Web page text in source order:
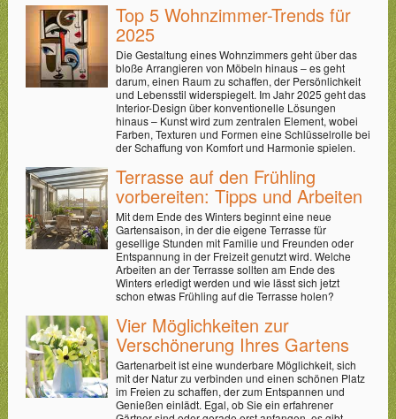
Top 5 Wohnzimmer-Trends für
2025
Die Gestaltung eines Wohnzimmers geht über das
bloße Arrangieren von Möbeln hinaus – es geht
darum, einen Raum zu schaffen, der Persönlichkeit
und Lebensstil widerspiegelt. Im Jahr 2025 geht das
Interior-Design über konventionelle Lösungen
hinaus – Kunst wird zum zentralen Element, wobei
Farben, Texturen und Formen eine Schlüsselrolle bei
der Schaffung von Komfort und Harmonie spielen.
Terrasse auf den Frühling
vorbereiten: Tipps und Arbeiten
Mit dem Ende des Winters beginnt eine neue
Gartensaison, in der die eigene Terrasse für
gesellige Stunden mit Familie und Freunden oder
Entspannung in der Freizeit genutzt wird. Welche
Arbeiten an der Terrasse sollten am Ende des
Winters erledigt werden und wie lässt sich jetzt
schon etwas Frühling auf die Terrasse holen?
Vier Möglichkeiten zur
Verschönerung Ihres Gartens
Gartenarbeit ist eine wunderbare Möglichkeit, sich
mit der Natur zu verbinden und einen schönen Platz
im Freien zu schaffen, der zum Entspannen und
Genießen einlädt. Egal, ob Sie ein erfahrener